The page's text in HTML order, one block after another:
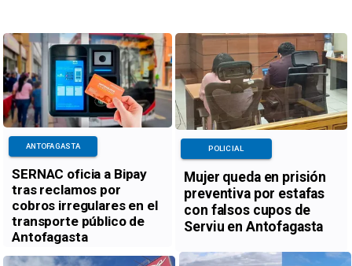
SERNAC oficia a Bipay
tras reclamos por
cobros irregulares en el
transporte público de
Antofagasta
ANTOFAGASTA
Mujer queda en prisión
preventiva por estafas
con falsos cupos de
Serviu en Antofagasta
POLICIAL